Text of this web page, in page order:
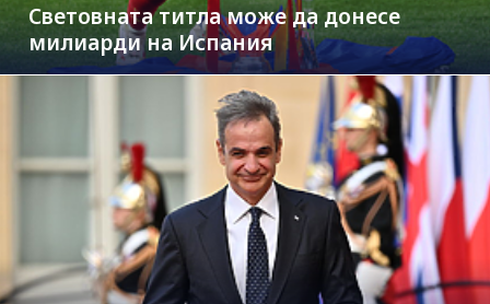
Световната титла може да донесе
милиарди на Испания